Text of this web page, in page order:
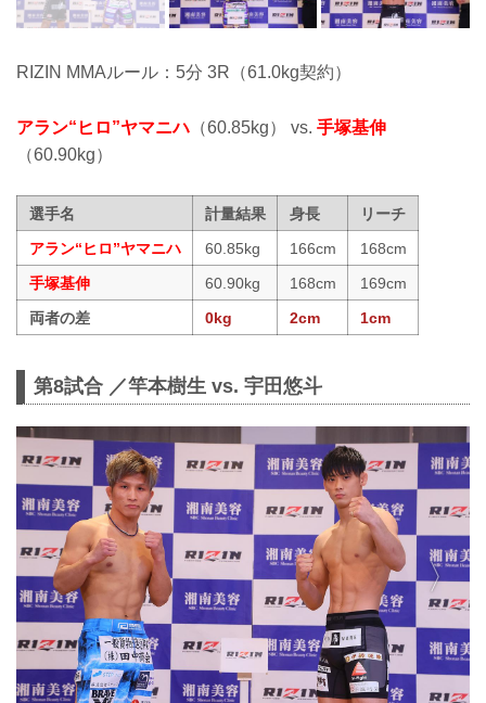
RIZIN MMAルール：5分 3R（61.0kg契約）
アラン“ヒロ”ヤマニハ （60.85kg） vs. 手塚基伸
（60.90kg）
選手名 計量結果 身長
リーチ
アラン“ヒロ”ヤマニハ
60.85kg 166cm
168cm
手塚基伸
60.90kg 168cm
169cm
両者の差
0kg 2cm 1cm
第8試合 ／竿本樹生 vs. 宇田悠斗